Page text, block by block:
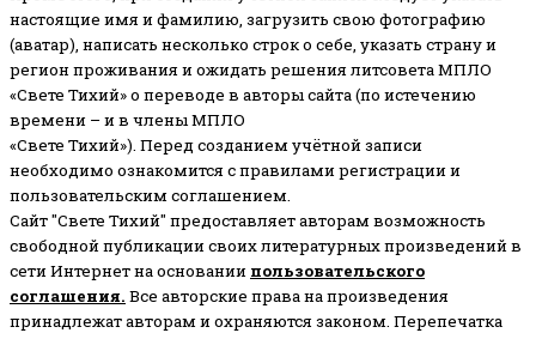
настоящие имя и фамилию, загрузить свою фотографию
(аватар), написать несколько строк о себе, указать страну и
регион проживания и ожидать решения литсовета МПЛО
«Свете Тихий» о переводе в авторы сайта (по истечению
времени – и в члены МПЛО
«Свете Тихий»). Перед созданием учётной записи
необходимо ознакомится с правилами регистрации и
пользовательским соглашением.
Сайт "Свете Тихий" предоставляет авторам возможность
свободной публикации своих литературных произведений в
сети Интернет на основании пользовательского
соглашения. Все авторские права на произведения
принадлежат авторам и охраняются законом. Перепечатка